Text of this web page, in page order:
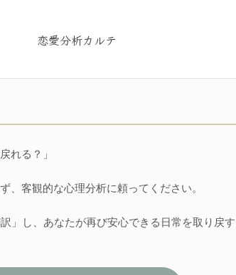
恋愛分析カルテ
れる？」
、客観的な心理分析に頼ってください。
」し、あなたが再び安心できる日常を取り戻